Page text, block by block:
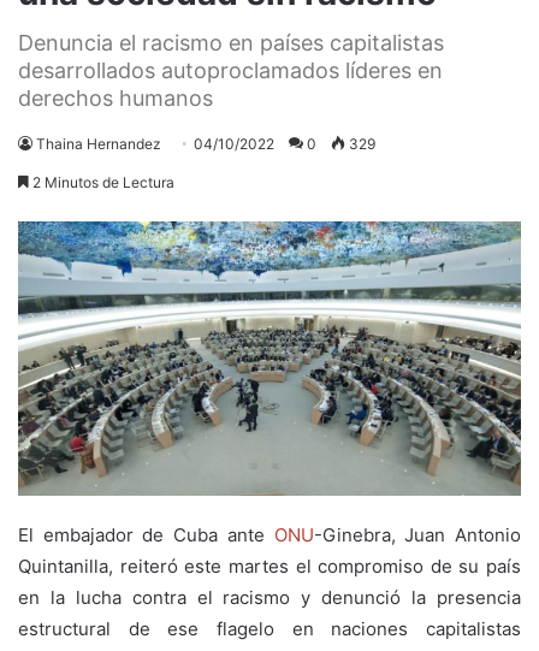
Denuncia el racismo en países capitalistas
desarrollados autoproclamados líderes en
derechos humanos
Thaina Hernandez 04/10/2022 0 329
2 Minutos de Lectura
El embajador de Cuba ante ONU-Ginebra, Juan Antonio
Quintanilla, reiteró este martes el compromiso de su país
en la lucha contra el racismo y denunció la presencia
estructural de ese flagelo en naciones capitalistas